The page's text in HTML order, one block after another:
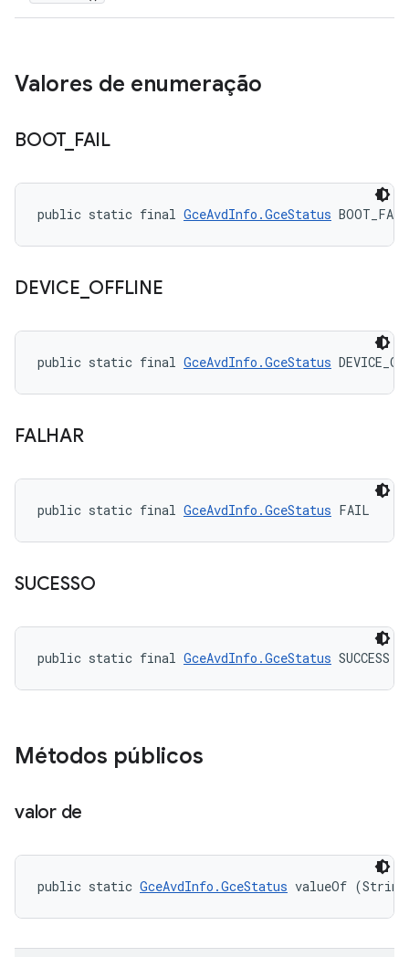
Valores de enumeração
BOOT_ FAIL
public static final GceAvdInfo.GceStatus BOOT_FAIL
DEVICE OFFLINE
public static final GceAvdInfo.GceStatus
FALHAR
public static final GceAvdInfo.GceStatus FAIL
SUCESSO
public static final GceAvdInfo.GceStatus SUCCESS
Métodos públicos
valor de
public static GceAvdInfo.GceStatus valueOf (String